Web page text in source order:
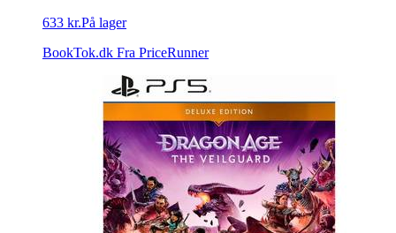
633 kr.På lager
BookTok.dk Fra PriceRunner